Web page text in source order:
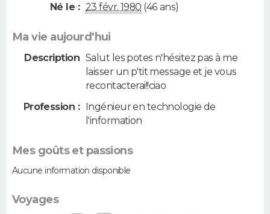
Né le : 23 févr. 1980 (46 ans)
Ma vie aujourd'hui
Description Salut les potes n'hésitez pas à me
laisser un p'tit message et je vous
recontacterai!!ciao
Profession : Ingénieur en technologie de
l'information
Mes goûts et passions
Aucune information disponible
Voyages